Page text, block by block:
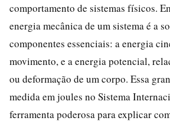
comportamento de sistemas físicos.
energia mecânica de um sistema é a
componentes essenciais: a energia
movimento, e a energia potencial,
ou deformação de um corpo. Essa
medida em joules no Sistema
ferramenta poderosa para explicar